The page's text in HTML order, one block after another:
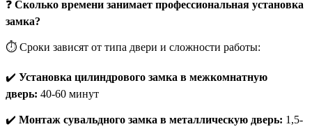
❓ Сколько времени занимает профессиональная установка
замка?
⏱️ Сроки зависят от типа двери и сложности работы:
✔️ Установка цилиндрового замка в межкомнатную
дверь: 40-60 минут
✔️ Монтаж сувальдного замка в металлическую дверь: 1,5-